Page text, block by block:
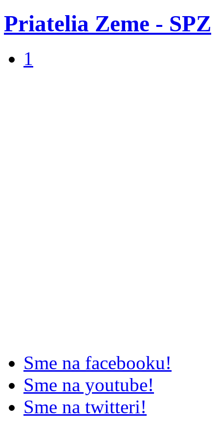
Priatelia Zeme - SPZ
1
Sme na facebooku!
Sme na youtube!
Sme na twitteri!